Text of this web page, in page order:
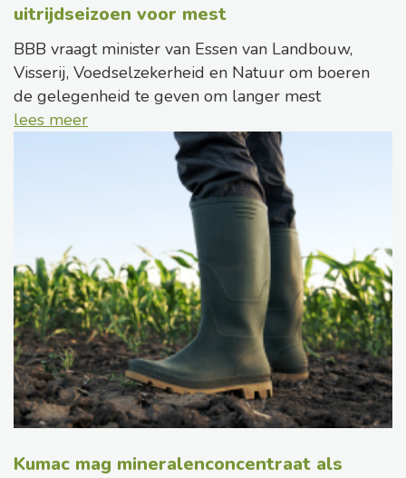
uitrijdseizoen voor mest
BBB vraagt minister van Essen van Landbouw,
Visserij, Voedselzekerheid en Natuur om boeren
de gelegenheid te geven om langer mest
lees meer
Kumac mag mineralenconcentraat als